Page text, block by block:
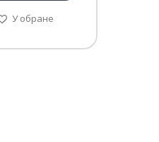
У обране